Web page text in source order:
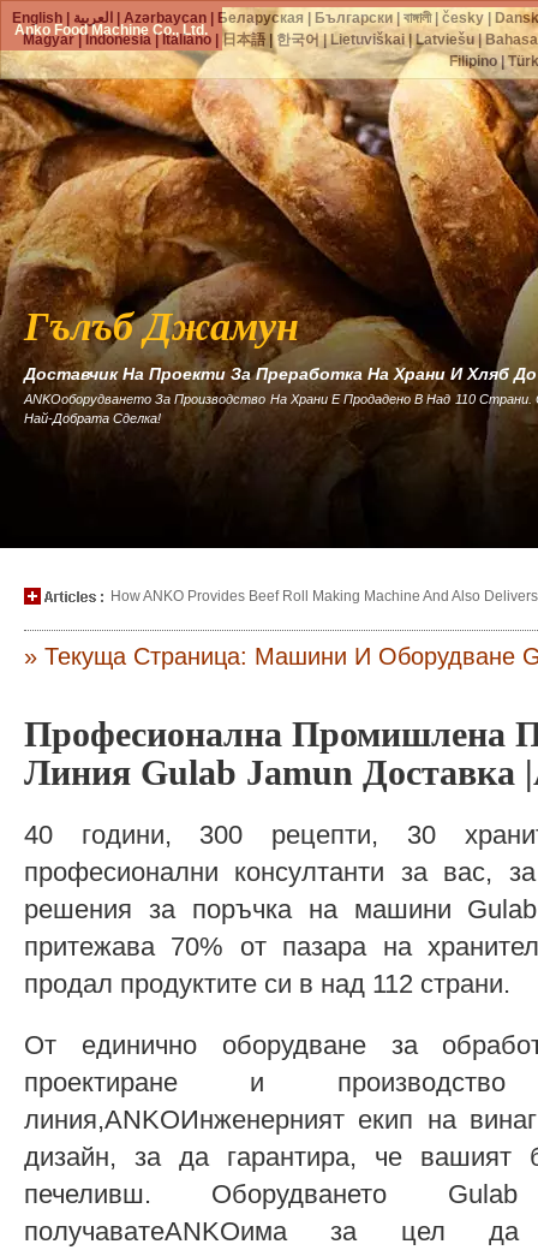
Anko Food Machine Co., Ltd.
Гълъб Джамун
Доставчик На Проекти За Преработка На Храни И Хляб
ANKOоборудването За Производство На Храни Е Продадено В Над 110
Най-Добрата Сделка!
How ANKO Provides Beef Roll Making Machine And Also
» Текуща Страница: Машини И Оборудване
Професионална Промишлена
Линия Gulab Jamun Доставка
40 години, 300 рецепти, 30
професионални консултанти за вас,
решения за поръчка на машини
притежава 70% от пазара на
продал продуктите си в над 112 страни.
От единично оборудване за
проектиране и
линия,ANKOИнженерният екип на
дизайн, за да гарантира, че вашият
печеливш. Оборудването
получаватеANKOима за цел
English العربية |Azərbaycan Беларуская Български |বাঙ্গালী|česky
Magyar|Indonesia| Italiano| 日本語|한국어|Lietuviškai|Latviešu|
Filipino|